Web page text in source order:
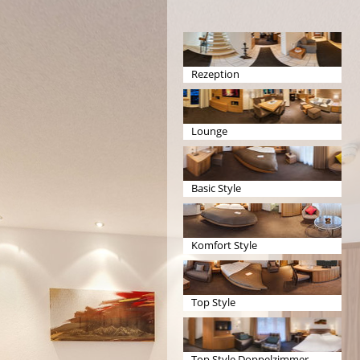
Rezeption
Lounge
Basic Style
Komfort Style
Top Style